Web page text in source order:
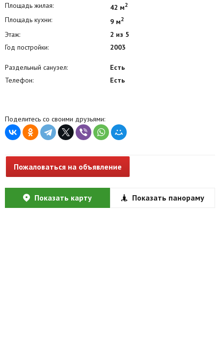
Площадь жилая: 42 м2
Площадь кухни: 9 м2
Этаж:
2 из 5
Год постройки:
2003
Раздельный санузел:
Есть
Телефон:
Есть
Поделитесь со своими друзьями:
Пожаловаться на объявление
Показать карту Показать панораму